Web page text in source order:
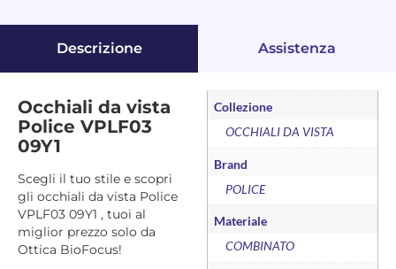
Descrizione Assistenza
Occhiali da vista
Police VPLF03
09Y1
Scegli il tuo stile e scopri
gli occhiali da vista Police
VPLF03 09Y1 , tuoi al
miglior prezzo solo da
Ottica BioFocus!
Collezione
OCCHIALI DA VISTA
Brand
POLICE
Materiale
COMBINATO